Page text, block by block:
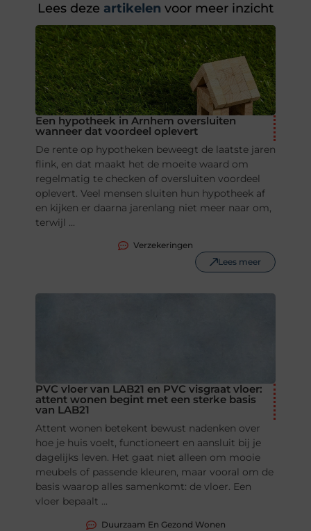
Lees deze artikelen voor meer inzicht
Een hypotheek in Arnhem oversluiten
wanneer dat voordeel oplevert
De rente op hypotheken beweegt de laatste jaren
flink, en dat maakt het de moeite waard om
regelmatig te checken of oversluiten voordeel
oplevert. Veel mensen sluiten hun hypotheek af
en kijken er daarna jarenlang niet meer naar om,
terwijl ...
Verzekeringen
Lees meer
PVC vloer van LAB21 en PVC visgraat vloer:
attent wonen begint met een sterke basis
van LAB21
Attent wonen betekent bewust nadenken over
hoe je huis voelt, functioneert en aansluit bij je
dagelijks leven. Het gaat niet alleen om mooie
meubels of passende kleuren, maar vooral om de
basis waarop alles samenkomt: de vloer. Een
vloer bepaalt ...
Duurzaam En Gezond Wonen